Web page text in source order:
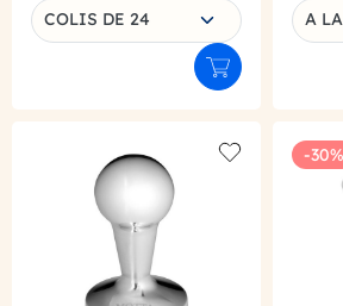
COLIS DE 24
Ajouter au panier
A
Add to
-30%